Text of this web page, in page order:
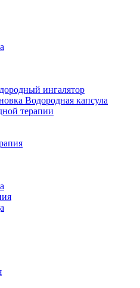
ингалятор
Водородная капсула
терапии